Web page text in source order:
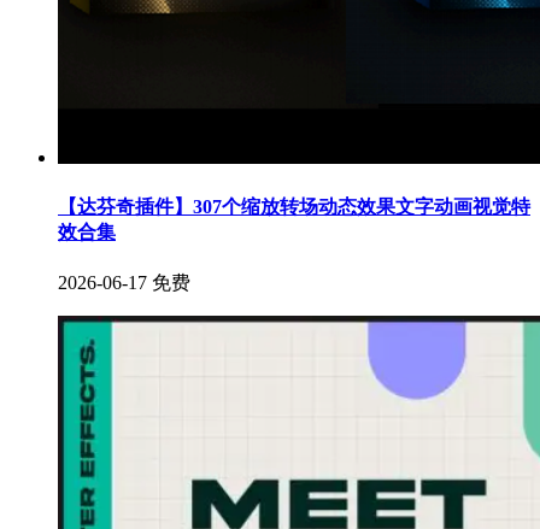
【达芬奇插件】307个缩放转场动态效果文字动画视觉特
效合集
2026-06-17 免费